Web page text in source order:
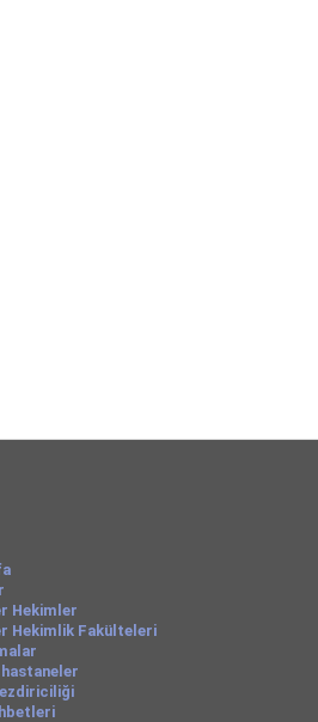
Hekimler
Hekimlik Fakülteleri
hastaneler